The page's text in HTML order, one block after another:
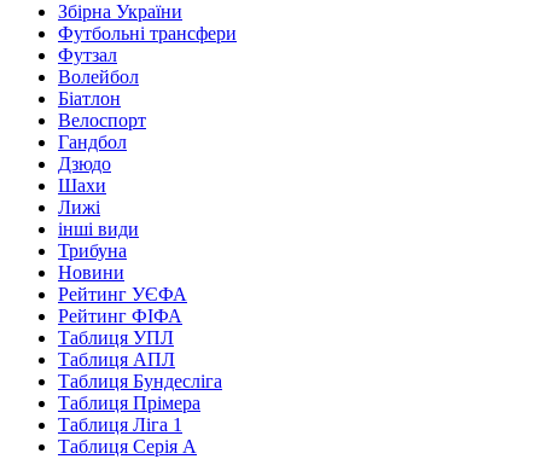
Збірна України
Футбольні трансфери
Футзал
Волейбол
Біатлон
Велоспорт
Гандбол
Дзюдо
Шахи
Лижі
інші види
Трибуна
Новини
Рейтинг УЄФА
Рейтинг ФІФА
Таблиця УПЛ
Таблиця АПЛ
Таблиця Бундесліга
Таблиця Прімера
Таблиця Ліга 1
Таблиця Серія А